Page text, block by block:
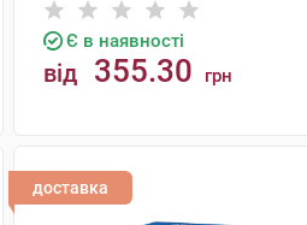
Є в наявності
від 355.30 грн
доставка